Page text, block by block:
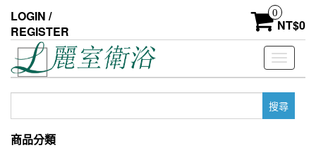
the
content
LOGIN /
REGISTER
0
NT$0
Toggle
鍵
商品分類